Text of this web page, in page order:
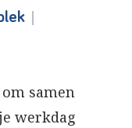
|
samen
werkdag